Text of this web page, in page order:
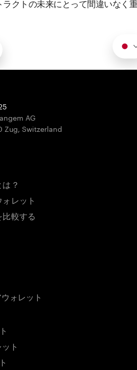
AG
Zug, Switzerland
？
レット
較する
ォレット
ト